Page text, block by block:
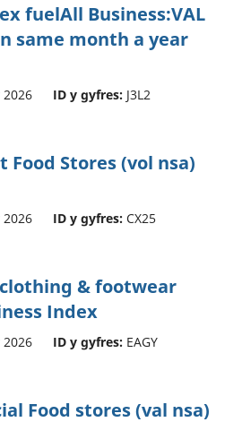
fuelAll Business:VAL
same month a year
2026 ID y gyfres: J3L2
Food Stores (vol nsa)
2026 ID y gyfres: CX25
& footwear
Index
2026 ID y gyfres: EAGY
Food stores (val nsa)